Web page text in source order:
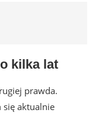
kilka lat
prawda.
się aktualnie